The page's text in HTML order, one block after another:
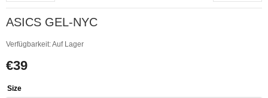
ASICS GEL-NYC
Verfügbarkeit:Auf Lager
€39
Size